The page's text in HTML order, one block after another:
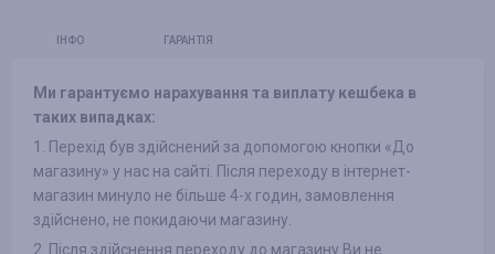
ІНФО ГАРАНТІЯ
Ми гарантуємо нарахування та виплату кешбека в
таких випадках:
1. Перехід був здійснений за допомогою кнопки «До
магазину» у нас на сайті. Після переходу в інтернет-
магазин минуло не більше 4-х годин, замовлення
здійснено, не покидаючи магазину.
2. Після здійснення переходу до магазину Ви не